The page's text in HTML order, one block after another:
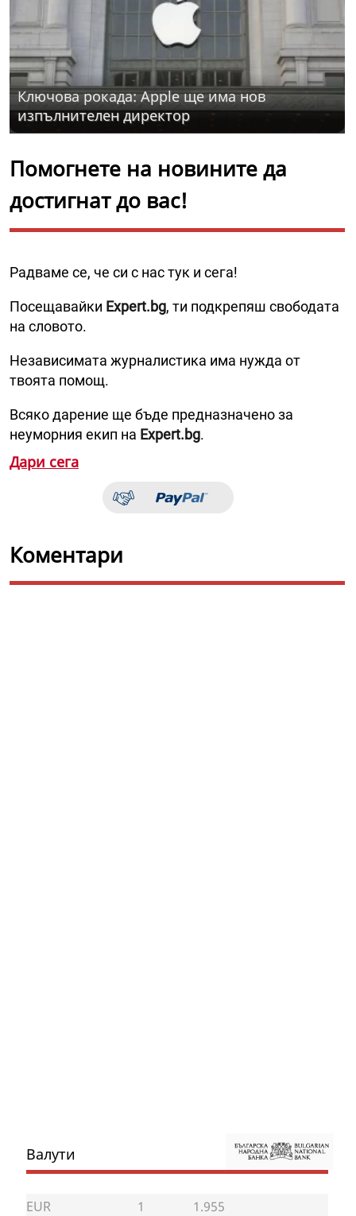
Ключова рокада: Apple ще има нов
изпълнителен директор
Помогнете на новините да
достигнат до вас!
Радваме се, че си с нас тук и сега!
Посещавайки Expert.bg, ти подкрепяш свободата
на словото.
Независимата журналистика има нужда от
твоята помощ.
Всяко дарение ще бъде предназначено за
неуморния екип на Expert.bg.
Дари сега
Коментари
Валути
EUR 1
1.955